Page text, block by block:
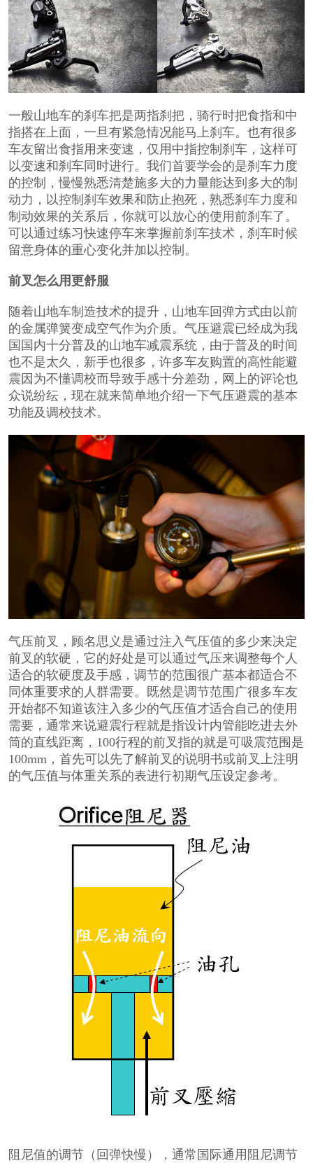
一般山地车的刹车把是两指刹把，骑行时把食指和中
指搭在上面，一旦有紧急情况能马上刹车。也有很多
车友留出食指用来变速，仅用中指控制刹车，这样可
以变速和刹车同时进行。我们首要学会的是刹车力度
的控制，慢慢熟悉清楚施多大的力量能达到多大的制
动力，以控制刹车效果和防止抱死，熟悉刹车力度和
制动效果的关系后，你就可以放心的使用前刹车了。
可以通过练习快速停车来掌握前刹车技术，刹车时候
留意身体的重心变化并加以控制。
前叉怎么用更舒服
随着山地车制造技术的提升，山地车回弹方式由以前
的金属弹簧变成空气作为介质。气压避震已经成为我
国国内十分普及的山地车减震系统，由于普及的时间
也不是太久，新手也很多，许多车友购置的高性能避
震因为不懂调校而导致手感十分差劲，网上的评论也
众说纷纭，现在就来简单地介绍一下气压避震的基本
功能及调校技术。
气压前叉，顾名思义是通过注入气压值的多少来决定
前叉的软硬，它的好处是可以通过气压来调整每个人
适合的软硬度及手感，调节的范围很广基本都适合不
同体重要求的人群需要。既然是调节范围广很多车友
开始都不知道该注入多少的气压值才适合自己的使用
需要，通常来说避震行程就是指设计内管能吃进去外
筒的直线距离，100行程的前叉指的就是可吸震范围是
100mm，首先可以先了解前叉的说明书或前叉上注明
的气压值与体重关系的表进行初期气压设定参考。
阻尼值的调节（回弹快慢），通常国际通用阻尼调节